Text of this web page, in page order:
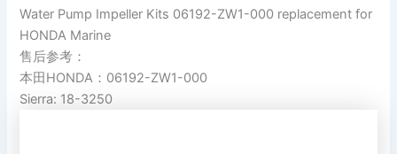
replacement for HONDA
Marine
Water Pump Impeller Kits 06192-ZW1-000 replacement for
HONDA Marine
售后参考：
本田HONDA：06192-ZW1-000
Sierra: 18-3250